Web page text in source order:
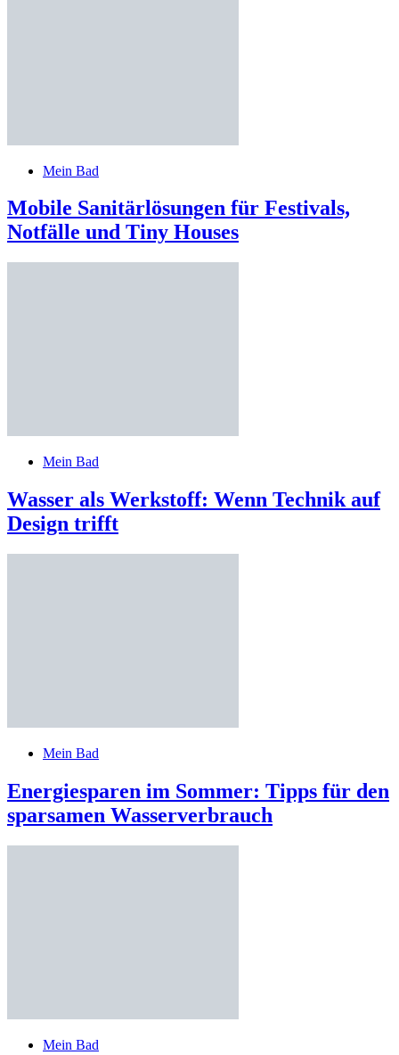
Mein Bad
Mobile Sanitärlösungen für Festivals,
Notfälle und Tiny Houses
Mein Bad
Wasser als Werkstoff: Wenn Technik auf
Design trifft
Mein Bad
Energiesparen im Sommer: Tipps für den
sparsamen Wasserverbrauch
Mein Bad